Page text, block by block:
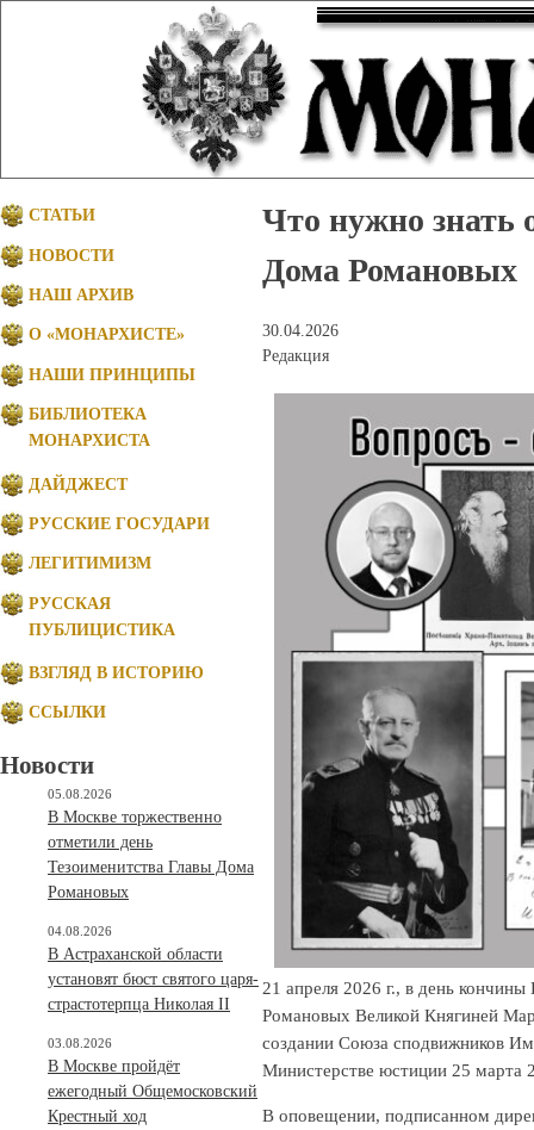
Что нужно знать
Дома Романовых
30.04.2026
Редакция
21 апреля 2026 г., в день
Романовых Великой Княгиней
создании Союза сподвижников
Министерстве юстиции 25 марта
В оповещении, подписанном
СТАТЬИ
НОВОСТИ
НАШ АРХИВ
О «МОНАРХИСТЕ»
НАШИ ПРИНЦИПЫ
БИБЛИОТЕКА
МОНАРХИСТА
ДАЙДЖЕСТ
РУССКИЕ ГОСУДАРИ
ЛЕГИТИМИЗМ
РУССКАЯ
ПУБЛИЦИСТИКА
ВЗГЛЯД В ИСТОРИЮ
ССЫЛКИ
Новости
В Москве торжественно
отметили день
Тезоименитства Главы Дома
Романовых
05.08.2026
В Астраханской области
установят бюст святого царя-
страстотерпца Николая II
04.08.2026
В Москве пройдёт
ежегодный Общемосковский
Крестный ход
03.08.2026